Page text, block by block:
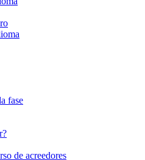
fase
de acreedores